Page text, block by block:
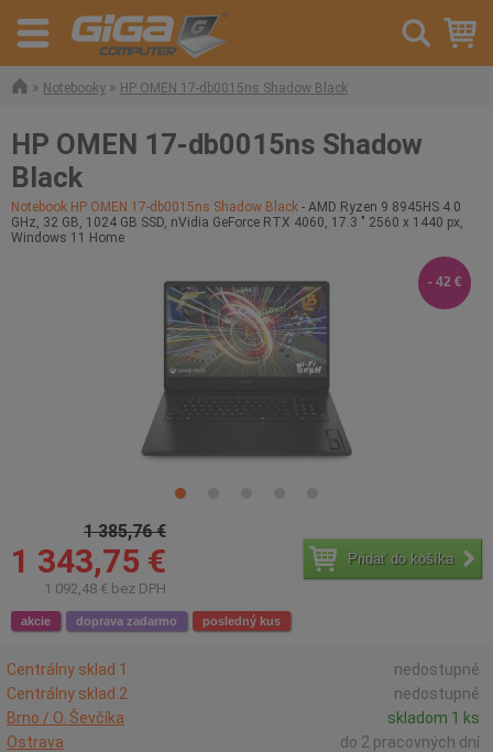
» Notebooky » HP OMEN 17-db0015ns Shadow Black
HP OMEN 17-db0015ns Shadow
Black
Notebook HP OMEN 17-db0015ns Shadow Black - AMD Ryzen 9 8945HS 4.0
GHz, 32 GB, 1024 GB SSD, nVidia GeForce RTX 4060, 17.3 " 2560 x 1440 px,
Windows 11 Home
1 385,76 €
1 343,75 €
1 092,48 € bez DPH
Pridať do košíka
akcie doprava zadarmo posledný kus
- 42 €
Centrálny sklad 1
nedostupné
Centrálny sklad 2
nedostupné
Brno / O. Ševčíka
skladom 1 ks
Ostrava
do 2 pracovných dní